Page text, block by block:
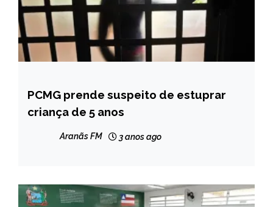
MINAS
GERAIS
NOTÍCIAS
PCMG prende suspeito de estuprar
criança de 5 anos
Aranãs FM 3 anos ago